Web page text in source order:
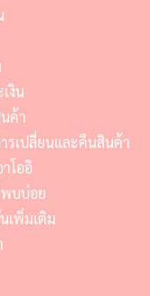
งิน
ค้า
ารเปลี่ยนและคืนสินค้า
โออิ
บบ่อย
เพิ่มเติม